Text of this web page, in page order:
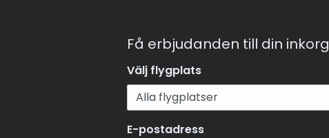
Få erbjudanden till din inkorg
Välj flygplats
E-postadress